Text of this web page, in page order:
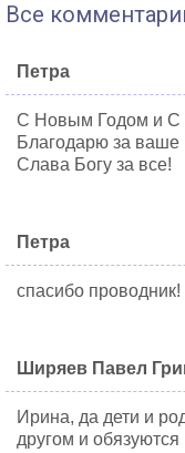
Все
Петра
С Новым Годом и С
Благодарю за ваше
Слава Богу за все!
Петра
спасибо проводник!
Ширяев Павел
Ирина, да дети и
другом и